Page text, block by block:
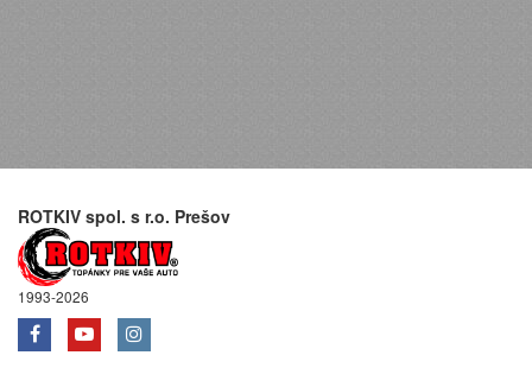
ROTKIV spol. s r.o. Prešov
1993-2026